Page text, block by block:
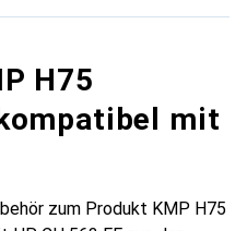
H75
mit
zum Produkt KMP H75